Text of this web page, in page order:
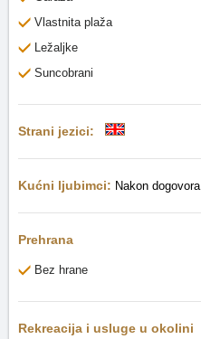
Vlastnita plaža
Ležaljke
Suncobrani
Strani jezici:
Kućni ljubimci: Nakon dogovora
Prehrana
Bez hrane
Rekreacija i usluge u okolini